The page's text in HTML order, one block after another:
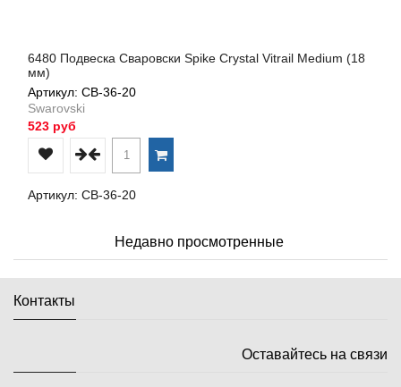
6480 Подвеска Сваровски Spike Crystal Vitrail Medium (18
мм)
Артикул: СВ-36-20
Swarovski
523 руб
Артикул: СВ-36-20
Недавно просмотренные
Контакты
Оставайтесь на связи